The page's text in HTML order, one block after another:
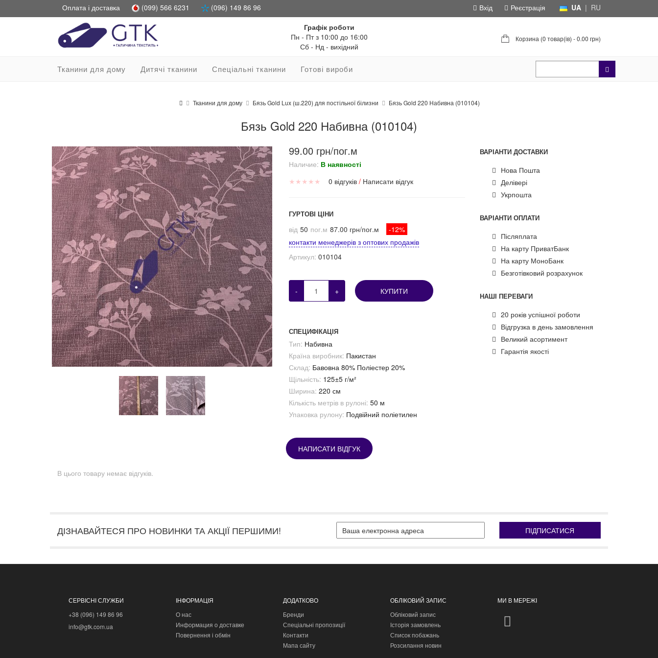
Оплата і доставка (099) 566 6231 (096) 149 86 96 UA | RU
Вхід
Реєстрація
Графік роботи
Пн - Пт з 10:00 до 16:00
Сб - Нд - вихідний
Корзина (0 товар(ів) - 0.00 грн)
Тканини для дому Дитячі тканини Спеціальні тканини Готові вироби
Тканини для дому Бязь Gold Lux (ш.220) для постільної білизни Бязь Gold 220 Набивна (010104)
Бязь Gold 220 Набивна (010104)
99.00 грн/пог.м
Наличие: В наявності
★ ★ ★ ★ ★ 0 відгуків/ Написати відгук
ГУРТОВІ ЦІНИ
від 50 пог.м 87.00 грн/пог.м
-12%
контакти менеджерів з оптових продажів
Артикул: 010104
- + КУПИТИ
СПЕЦИФІКАЦІЯ
Тип: Набивна
Країна виробник: Пакистан
Склад: Бавовна 80% Поліестер 20%
Щільність: 125±5 г/м²
Ширина: 220 см
Кількість метрів в рулоні: 50 м
Упаковка рулону: Подвійний поліетилен
ВАРІАНТИ ДОСТАВКИ
Нова Пошта
Делівері
Укрпошта
ВАРІАНТИ ОПЛАТИ
Післяплата
На карту ПриватБанк
На карту МоноБанк
Безготівковий розрахунок
НАШІ ПЕРЕВАГИ
20 років успішної роботи
Відгрузка в день замовлення
Великий асортимент
Гарантія якості
НАПИСАТИ ВІДГУК
В цього товару немає відгуків.
ДІЗНАВАЙТЕСЯ ПРО НОВИНКИ ТА АКЦІЇ ПЕРШИМИ! ПІДПИСАТИСЯ
СЕРВІСНІ СЛУЖБИ
+38 (096) 149 86 96
info@gtk.com.ua
ІНФОРМАЦІЯ
О нас
Информация о доставке
Повернення і обмін
ДОДАТКОВО
Бренди
Спеціальні пропозиції
Контакти
Мапа сайту
ОБЛІКОВИЙ ЗАПИС
Обліковий запис
Історія замовлень
Список побажань
Розсилання новин
МИ В МЕРЕЖІ